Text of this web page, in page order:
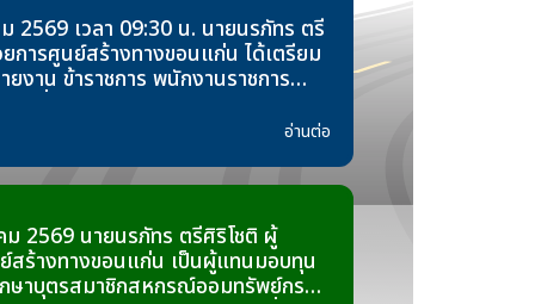
2569 เวลา 09:30 น. นายนรภัทร ตรี
การศูนย์สร้างทางขอนแก่น ได้เตรียม
งาน ข้าราชการ พนักงานราชการ
ำปี 2569 ณ สำนักงานทางหลวงที่ 7
อ่านต่อ
2569 นายนรภัทร ตรีศิริโชติ ผู้
สร้างทางขอนแก่น เป็นผู้แทนมอบทุน
ษาบุตรสมาชิกสหกรณ์ออมทรัพย์กรม